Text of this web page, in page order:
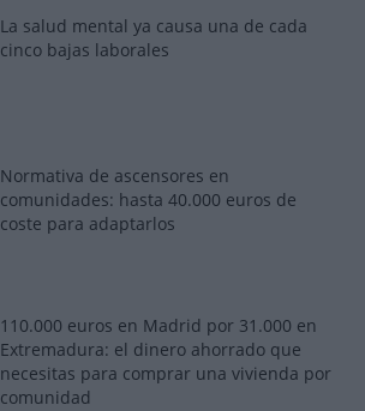
La salud mental ya causa una de cada
cinco bajas laborales
Normativa de ascensores en
comunidades: hasta 40.000 euros de
coste para adaptarlos
110.000 euros en Madrid por 31.000 en
Extremadura: el dinero ahorrado que
necesitas para comprar una vivienda por
comunidad